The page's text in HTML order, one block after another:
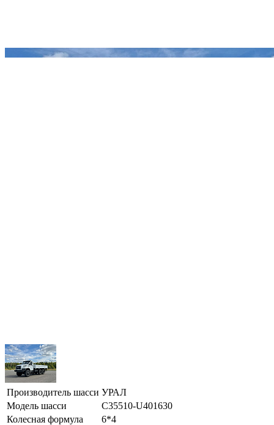
Производитель шасси УРАЛ
Модель шасси
C35510-U401630
Колесная формула
6*4